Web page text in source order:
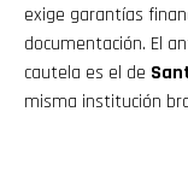
exige garantías
documentación. El
cautela es el de
misma institución